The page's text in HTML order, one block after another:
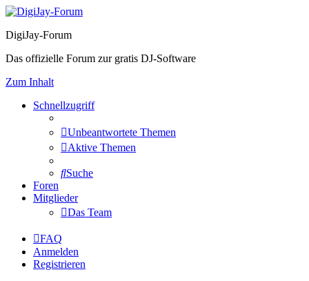
DigiJay-Forum
Das offizielle Forum zur gratis DJ-Software
Zum Inhalt
Schnellzugriff
Unbeantwortete Themen
Aktive Themen
Suche
Foren
Mitglieder
Das Team
FAQ
Anmelden
Registrieren